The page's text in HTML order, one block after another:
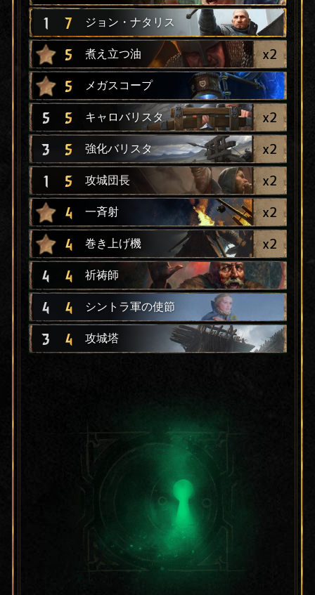
1 7 ジョン・ナタリス
5 煮え立つ油 x2
5 メガスコープ
5 5 キャロバリスタ x2
3 5 強化バリスタ x2
1 5 攻城団長 x2
4 一斉射 x2
4 巻き上げ機 x2
4 4 祈祷師
4 4 シントラ軍の使節
3 4 攻城塔